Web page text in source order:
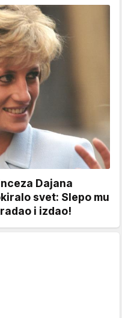
Dajana
svet: Slepo mu
i izdao!